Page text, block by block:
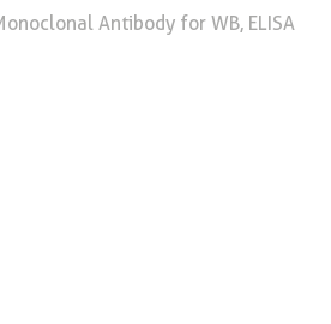
Antibody for WB, ELISA